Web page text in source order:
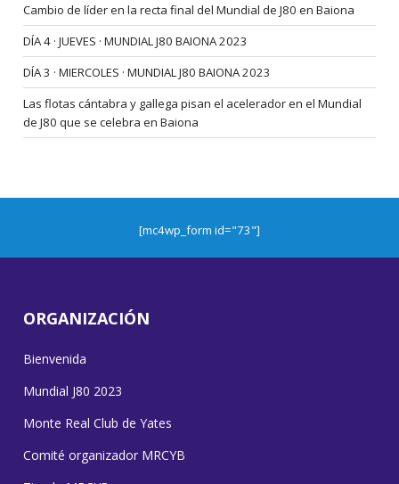
Cambio de líder en la recta final del Mundial de J80 en Baiona
DÍA 4 · JUEVES · MUNDIAL J80 BAIONA 2023
DÍA 3 · MIERCOLES · MUNDIAL J80 BAIONA 2023
Las flotas cántabra y gallega pisan el acelerador en el Mundial
de J80 que se celebra en Baiona
[mc4wp_form id="73"]
ORGANIZACIÓN
Bienvenida
Mundial J80 2023
Monte Real Club de Yates
Comité organizador MRCYB